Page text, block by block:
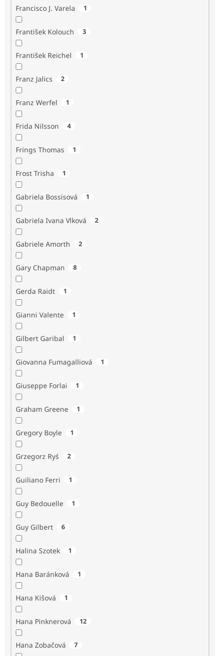
Francisco J. Varela 1
František Kolouch 3
František Reichel 1
Franz Jalics 2
Franz Werfel 1
Frida Nilsson 4
Frings Thomas 1
Frost Trisha 1
Gabriela Bossisová 1
Gabriela Ivana Vlková 2
Gabriele Amorth 2
Gary Chapman 8
Gerda Raidt 1
Gianni Valente 1
Gilbert Garibal 1
Giovanna Fumagalliová 1
Giuseppe Forlai 1
Graham Greene 1
Gregory Boyle 1
Grzegorz Ryś 2
Guiliano Ferri 1
Guy Bedouelle 1
Guy Gilbert 6
Halina Szotek 1
Hana Baránková 1
Hana Kišová 1
Hana Pinknerová 12
Hana Zobačová 7